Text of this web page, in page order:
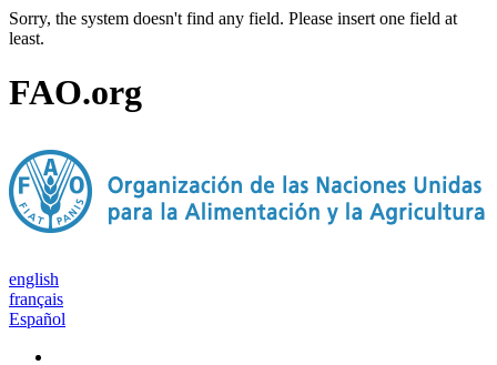
Sorry, the system doesn't find any field. Please insert one field at
least.
FAO.org
english
français
Español